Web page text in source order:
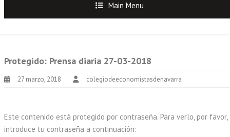
Main Menu
Protegido: Prensa diaria 27-03-2018
27 marzo, 2018 colegiodeeconomistasdenavarra
Este contenido está protegido por contraseña. Para verlo, por favor,
introduce tu contraseña a continuación: